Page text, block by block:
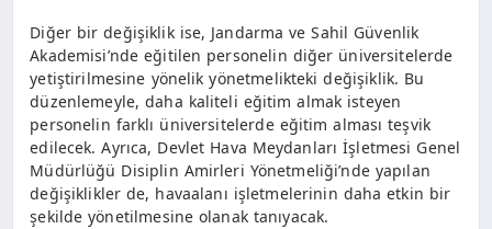
Diğer bir değişiklik ise, Jandarma ve Sahil Güvenlik
Akademisi’nde eğitilen personelin diğer üniversitelerde
yetiştirilmesine yönelik yönetmelikteki değişiklik. Bu
düzenlemeyle, daha kaliteli eğitim almak isteyen
personelin farklı üniversitelerde eğitim alması teşvik
edilecek. Ayrıca, Devlet Hava Meydanları İşletmesi Genel
Müdürlüğü Disiplin Amirleri Yönetmeliği’nde yapılan
değişiklikler de, havaalanı işletmelerinin daha etkin bir
şekilde yönetilmesine olanak tanıyacak.